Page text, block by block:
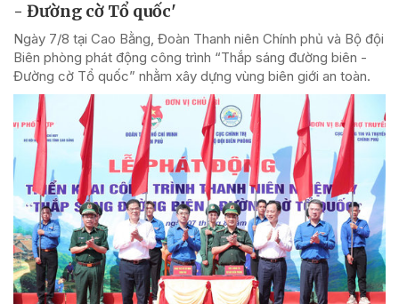
- Đường cờ Tổ quốc'
Ngày 7/8 tại Cao Bằng, Đoàn Thanh niên Chính phủ và Bộ đội
Biên phòng phát động công trình “Thắp sáng đường biên -
Đường cờ Tổ quốc” nhằm xây dựng vùng biên giới an toàn.